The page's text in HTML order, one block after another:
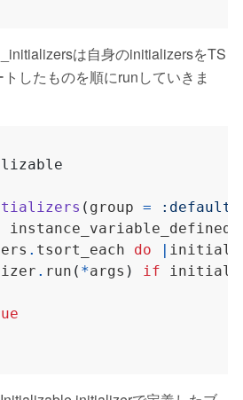
は自身のinitializersをTS
したものを順にrunしていきま
( group = :default
instance_variable_defined?
. tsort_each do |
. run ( *args ) if